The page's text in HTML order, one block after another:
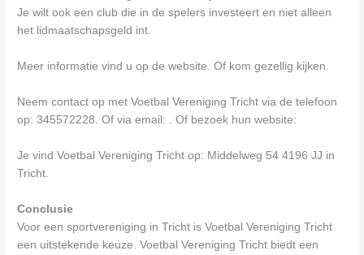
Je wilt ook een club die in de spelers investeert en niet alleen
het lidmaatschapsgeld int.
Meer informatie vind u op de website. Of kom gezellig kijken.
Neem contact op met Voetbal Vereniging Tricht via de telefoon
op: 345572228. Of via email:
. Of bezoek hun website:
Je vind Voetbal Vereniging Tricht op: Middelweg 54 4196 JJ in
Tricht.
Conclusie
Voor een sportvereniging in Tricht is Voetbal Vereniging Tricht
een uitstekende keuze. Voetbal Vereniging Tricht biedt een